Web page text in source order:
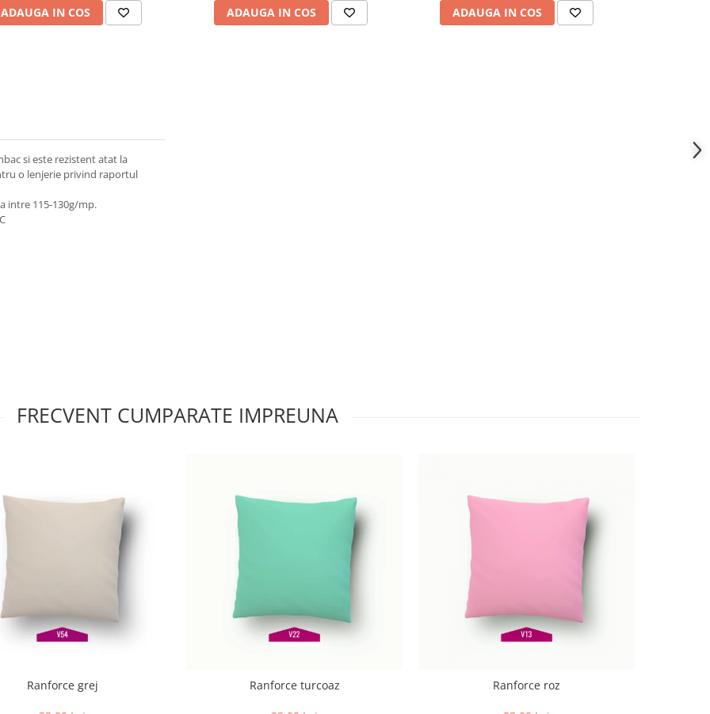
ADAUGA IN COS ADAUGA IN COS ADAUGA IN COS
si este rezistent atat la
o lenjerie privind raportul
intre 115-130g/mp.
FRECVENT CUMPARATE IMPREUNA
Ranforce grej Ranforce turcoaz Ranforce roz